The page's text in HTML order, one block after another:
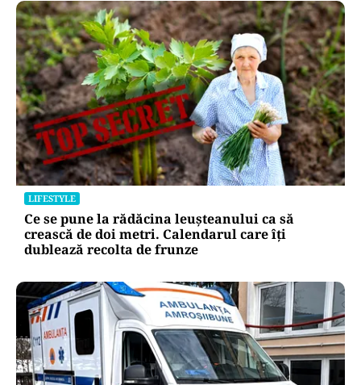
LIFESTYLE
Ce se pune la rădăcina leușteanului ca să
crească de doi metri. Calendarul care îți
dublează recolta de frunze